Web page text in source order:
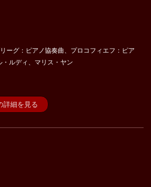
ーグ：ピアノ協奏曲、プロコフィエフ：ピア
ルディ、マリス・ヤン
詳細を見る